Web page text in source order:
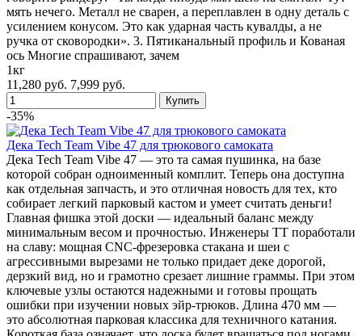
мять нечего. Металл не сварен, а переплавлен в одну деталь с
усилением конусом. Это как ударная часть кувалды, а не
ручка от сковородки». 3. Пятиканальный профиль и Кованая
ось Многие спрашивают, зачем
1кг
11,280 руб. 7,999 руб.
-35%
Дека Tech Team Vibe 47 для трюкового самоката
Дека Tech Team Vibe 47 — это та самая пушинка, на базе
которой собран одноименный комплит. Теперь она доступна
как отдельная запчасть, и это отличная новость для тех, кто
собирает легкий парковый кастом и умеет считать деньги!
Главная фишка этой доски — идеальный баланс между
минимальным весом и прочностью. Инженеры ТТ поработали
на славу: мощная CNC-фрезеровка стакана и шеи с
агрессивными вырезами не только придает деке дорогой,
дерзкий вид, но и грамотно срезает лишние граммы. При этом
ключевые узлы остаются надежными и готовы прощать
ошибки при изучении новых эйр-трюков. Длина 470 мм —
это абсолютная парковая классика для техничного катания.